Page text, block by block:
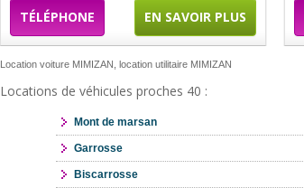
TÉLÉPHONE EN SAVOIR PLUS
Location voiture MIMIZAN, location utilitaire MIMIZAN
Locations de véhicules proches 40 :
Mont de marsan
Garrosse
Biscarrosse